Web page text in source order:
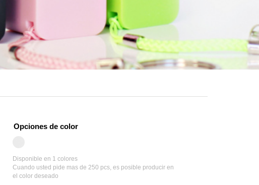
Opciones de color
Disponible en 1 colores
Cuando usted pide mas de 250 pcs, es posible producir en
el color deseado